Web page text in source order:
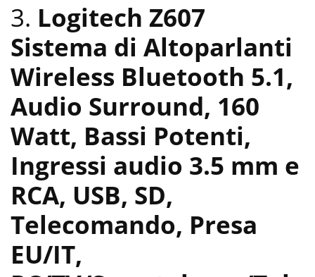
3. Logitech Z607
Sistema di Altoparlanti
Wireless Bluetooth 5.1,
Audio Surround, 160
Watt, Bassi ‎Potenti,
Ingressi audio 3.5 mm e
RCA, USB, SD,
Telecomando, ‎Presa
EU/IT,